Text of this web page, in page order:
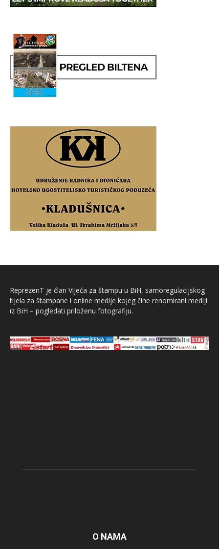
ReprezenT je član Vijeća za štampu u BiH, samoregulacijskog
tijela za štampane i online medije kojeg čine renomirani mediji
iz BiH – pogledati priloženu fotografiju.
O NAMA